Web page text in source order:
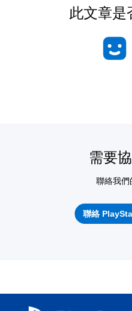
此文章是
需要
聯絡我們
聯絡